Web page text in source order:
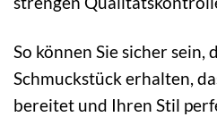
So können Sie sicher sein,
Schmuckstück erhalten,
bereitet und Ihren Stil